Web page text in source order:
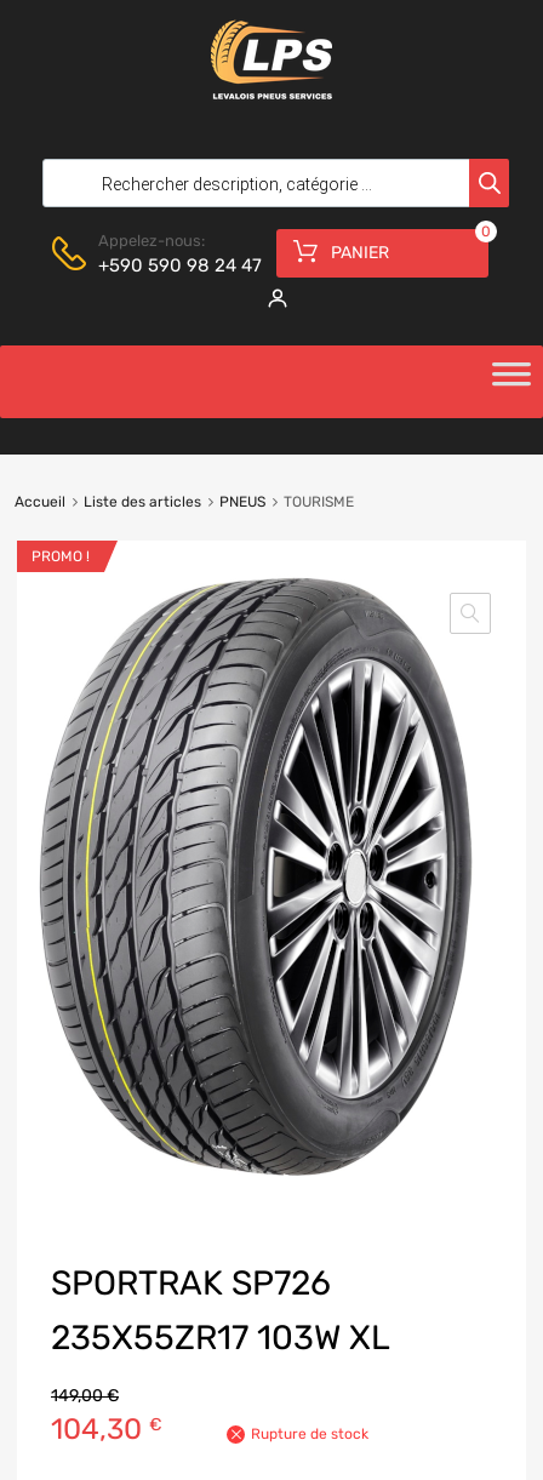
Appelez-nous:
+590 590 98 24 47
PANIER
0
Accueil Liste des articles PNEUS TOURISME
PROMO !
SPORTRAK SP726
235X55ZR17 103W XL
149,00€
104,30 € Rupture de stock